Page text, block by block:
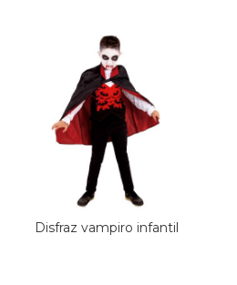
Disfraz vampiro infantil